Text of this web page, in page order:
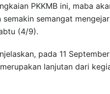
PKKMB ini, maba
semangat
(4/9).
pada 11
merupakan lanjutan dari